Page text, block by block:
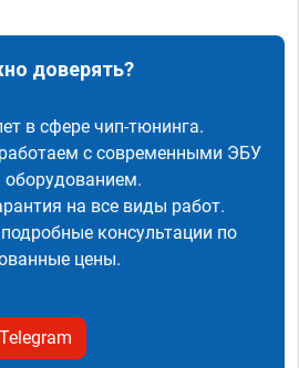
доверять?
в сфере чип-тюнинга.
с современными ЭБУ
оборудованием.
на все виды работ.
консультации по
цены.
Telegram